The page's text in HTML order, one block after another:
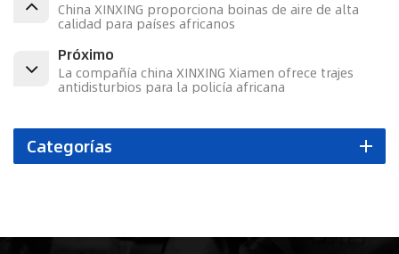
China XINXING proporciona boinas de aire de alta
calidad para países africanos
Próximo
La compañía china XINXING Xiamen ofrece trajes
antidisturbios para la policía africana
Categorías